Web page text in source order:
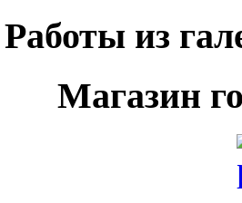
Работыиз
Магазин